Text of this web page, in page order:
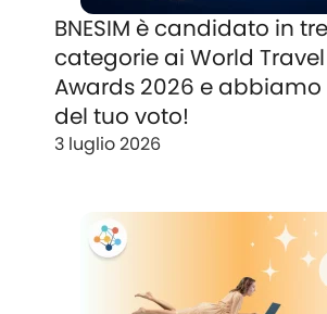
BNESIM è candidato in tre
categorie ai World
Awards 2026 e
del tuo voto!
3 luglio 2026